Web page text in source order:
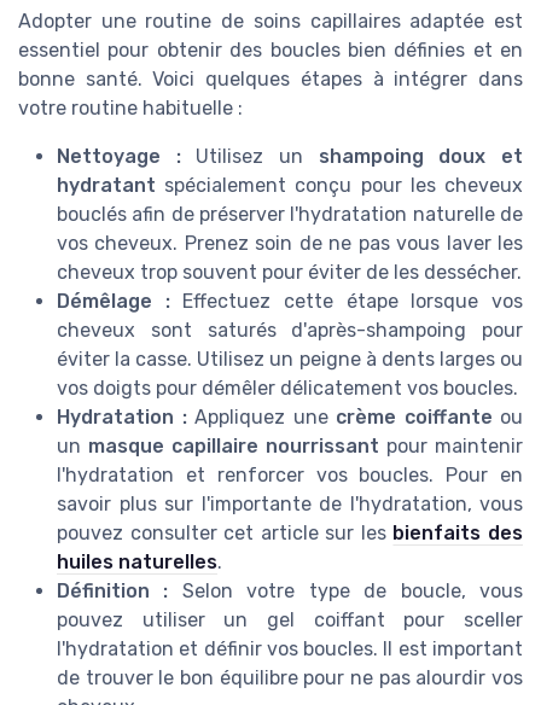
Adopter une routine de soins capillaires adaptée est
essentiel pour obtenir des boucles bien définies et en
bonne santé. Voici quelques étapes à intégrer dans
votre routine habituelle :
Nettoyage :Utilisez un shampoing doux et
hydratant spécialement conçu pour les cheveux
bouclés afin de préserver l'hydratation naturelle de
vos cheveux. Prenez soin de ne pas vous laver les
cheveux trop souvent pour éviter de les dessécher.
Démêlage :Effectuez cette étape lorsque vos
cheveux sont saturés d'après-shampoing pour
éviter la casse. Utilisez un peigne à dents larges ou
vos doigts pour démêler délicatement vos boucles.
Hydratation :Appliquez une crème coiffante ou
un masque capillaire nourrissant pour maintenir
l'hydratation et renforcer vos boucles. Pour en
savoir plus sur l'importante de l'hydratation, vous
pouvez consulter cet article sur les bienfaits des
huiles naturelles.
Définition : Selon votre type de boucle, vous
pouvez utiliser un gel coiffant pour sceller
l'hydratation et définir vos boucles. Il est important
de trouver le bon équilibre pour ne pas alourdir vos